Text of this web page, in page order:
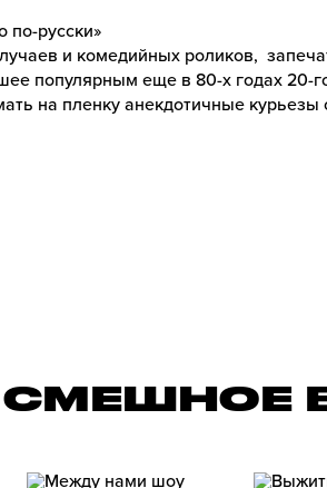
русски»
и комедийных роликов,
популярным еще в 80-х годах 20-
на пленку анекдотичные